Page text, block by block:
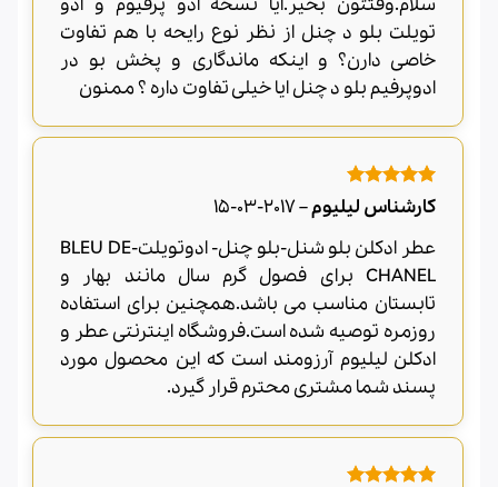
تویلت بلو د چنل از نظر نوع رایحه با هم تفاوت
خاصی دارن؟ و اینکه ماندگاری و پخش بو در
ادوپرفیم بلو د چنل ایا خیلی تفاوت داره ؟ ممنون
امتیاز5
از
5
کارشناس لیلیوم–
2017-03-15
عطر ادکلن بلو شنل-بلو چنل- ادوتویلت-BLEU DE
CHANEL برای فصول گرم سال مانند بهار و
تابستان مناسب می باشد.همچنین برای استفاده
روزمره توصیه شده است.فروشگاه اینترنتی عطر و
ادکلن لیلیوم آرزومند است که این محصول مورد
پسند شما مشتری محترم قرار گیرد.